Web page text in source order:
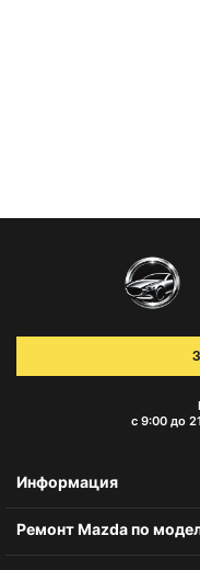
с 9:00 до
Информация
Ремонт Mazda по